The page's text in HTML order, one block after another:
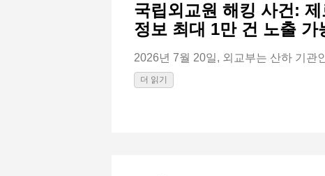
국립외교원 해킹 사건:
정보 최대 1만 건 노출 가
2026년 7월 20일, 외교부는 산하 기관
더 읽기